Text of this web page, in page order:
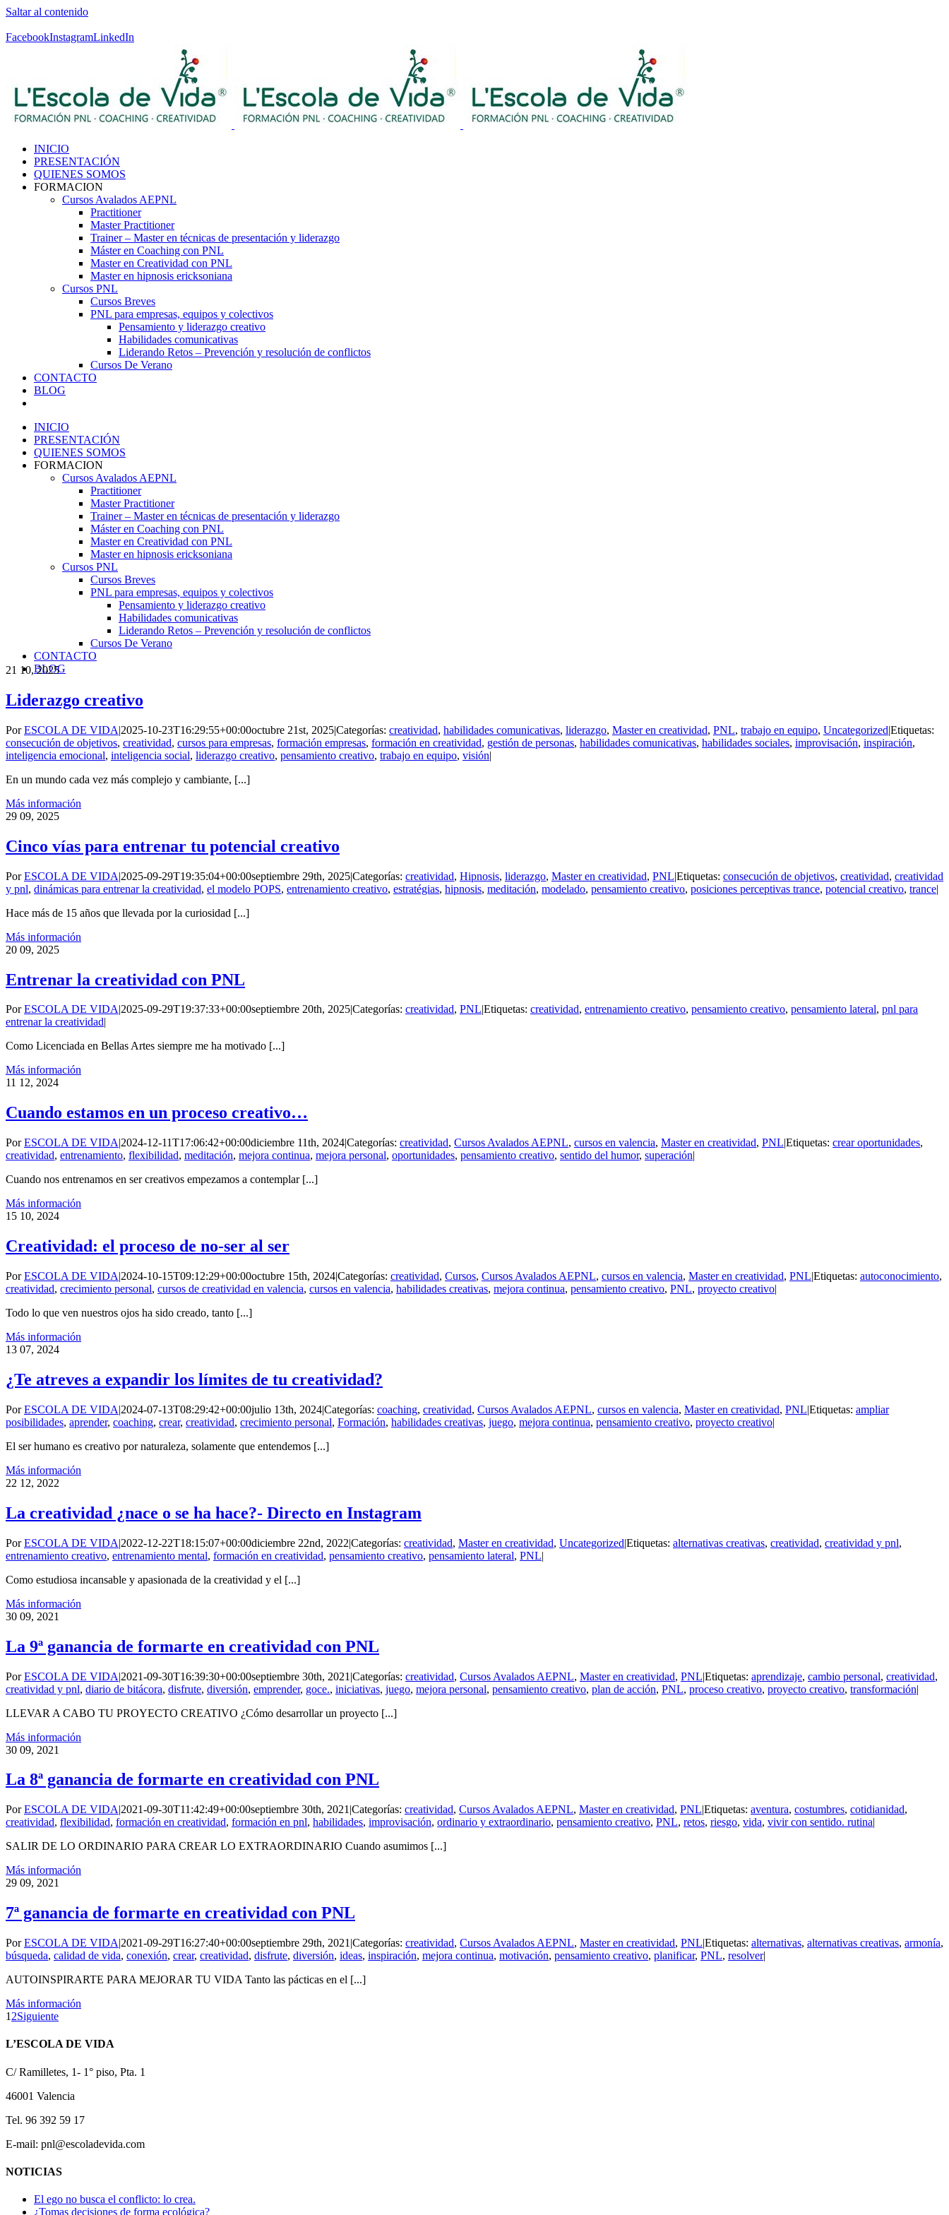
Saltar al contenido
FacebookInstagramLinkedIn
INICIO
PRESENTACIÓN
QUIENES SOMOS
FORMACION
Cursos Avalados AEPNL
Practitioner
Master Practitioner
Trainer – Master en técnicas de presentación y liderazgo
Máster en Coaching con PNL
Master en Creatividad con PNL
Master en hipnosis ericksoniana
Cursos PNL
Cursos Breves
PNL para empresas, equipos y colectivos
Pensamiento y liderazgo creativo
Habilidades comunicativas
Liderando Retos – Prevención y resolución de conflictos
Cursos De Verano
CONTACTO
BLOG
INICIO
PRESENTACIÓN
QUIENES SOMOS
FORMACION
Cursos Avalados AEPNL
Practitioner
Master Practitioner
Trainer – Master en técnicas de presentación y liderazgo
Máster en Coaching con PNL
Master en Creatividad con PNL
Master en hipnosis ericksoniana
Cursos PNL
Cursos Breves
PNL para empresas, equipos y colectivos
Pensamiento y liderazgo creativo
Habilidades comunicativas
Liderando Retos – Prevención y resolución de conflictos
Cursos De Verano
CONTACTO
BLOG
21 10, 2025
Liderazgo creativo
PorESCOLA DE VIDA|2025-10-23T16:29:55+00:00octubre 21st, 2025|Categorías: creatividad, habilidades comunicativas, liderazgo, Master en creatividad, PNL, trabajo en equipo, Uncategorized|Etiquetas:
consecución de objetivos, creatividad, cursos para empresas, formación empresas, formación en creatividad, gestión de personas, habilidades comunicativas, habilidades sociales, improvisación, inspiración,
inteligencia emocional, inteligencia social, liderazgo creativo, pensamiento creativo, trabajo en equipo, visión|
En un mundo cada vez más complejo y cambiante, [...]
Más información
29 09, 2025
Cinco vías para entrenar tu potencial creativo
PorESCOLA DE VIDA|2025-09-29T19:35:04+00:00septiembre 29th, 2025|Categorías: creatividad, Hipnosis, liderazgo, Master en creatividad, PNL|Etiquetas: consecución de objetivos, creatividad, creatividad
y pnl, dinámicas para entrenar la creatividad, el modelo POPS, entrenamiento creativo, estratégias, hipnosis, meditación, modelado, pensamiento creativo, posiciones perceptivas trance, potencial creativo, trance|
Hace más de 15 años que llevada por la curiosidad [...]
Más información
20 09, 2025
Entrenar la creatividad con PNL
PorESCOLA DE VIDA|2025-09-29T19:37:33+00:00septiembre 20th, 2025|Categorías: creatividad, PNL|Etiquetas: creatividad, entrenamiento creativo, pensamiento creativo, pensamiento lateral, pnl para
entrenar la creatividad|
Como Licenciada en Bellas Artes siempre me ha motivado [...]
Más información
11 12, 2024
Cuando estamos en un proceso creativo…
PorESCOLA DE VIDA|2024-12-11T17:06:42+00:00diciembre 11th, 2024|Categorías: creatividad, Cursos Avalados AEPNL, cursos en valencia, Master en creatividad, PNL|Etiquetas: crear oportunidades,
creatividad, entrenamiento, flexibilidad, meditación, mejora continua, mejora personal, oportunidades, pensamiento creativo, sentido del humor, superación|
Cuando nos entrenamos en ser creativos empezamos a contemplar [...]
Más información
15 10, 2024
Creatividad: el proceso de no-ser al ser
PorESCOLA DE VIDA|2024-10-15T09:12:29+00:00octubre 15th, 2024|Categorías: creatividad, Cursos, Cursos Avalados AEPNL, cursos en valencia, Master en creatividad, PNL|Etiquetas: autoconocimiento,
creatividad, crecimiento personal, cursos de creatividad en valencia, cursos en valencia, habilidades creativas, mejora continua, pensamiento creativo, PNL, proyecto creativo|
Todo lo que ven nuestros ojos ha sido creado, tanto [...]
Más información
13 07, 2024
¿Te atreves a expandir los límites de tu creatividad?
PorESCOLA DE VIDA|2024-07-13T08:29:42+00:00julio 13th, 2024|Categorías: coaching, creatividad, Cursos Avalados AEPNL, cursos en valencia, Master en creatividad, PNL|Etiquetas: ampliar
posibilidades, aprender, coaching, crear, creatividad, crecimiento personal, Formación, habilidades creativas, juego, mejora continua, pensamiento creativo, proyecto creativo|
El ser humano es creativo por naturaleza, solamente que entendemos [...]
Más información
22 12, 2022
La creatividad ¿nace o se ha hace?- Directo en Instagram
PorESCOLA DE VIDA|2022-12-22T18:15:07+00:00diciembre 22nd, 2022|Categorías: creatividad, Master en creatividad, Uncategorized|Etiquetas: alternativas creativas, creatividad, creatividad y pnl,
entrenamiento creativo, entrenamiento mental, formación en creatividad, pensamiento creativo, pensamiento lateral, PNL|
Como estudiosa incansable y apasionada de la creatividad y el [...]
Más información
30 09, 2021
La 9ª ganancia de formarte en creatividad con PNL
PorESCOLA DE VIDA|2021-09-30T16:39:30+00:00septiembre 30th, 2021 |Categorías: creatividad, Cursos Avalados AEPNL, Master en creatividad, PNL|Etiquetas: aprendizaje, cambio personal, creatividad,
creatividad y pnl, diario de bitácora, disfrute, diversión, emprender, goce., iniciativas, juego, mejora personal, pensamiento creativo, plan de acción, PNL, proceso creativo, proyecto creativo, transformación|
LLEVAR A CABO TU PROYECTO CREATIVO ¿Cómo desarrollar un proyecto [...]
Más información
30 09, 2021
La 8ª ganancia de formarte en creatividad con PNL
PorESCOLA DE VIDA|2021-09-30T11:42:49+00:00septiembre 30th, 2021 |Categorías: creatividad, Cursos Avalados AEPNL, Master en creatividad, PNL|Etiquetas: aventura, costumbres, cotidianidad,
creatividad, flexibilidad, formación en creatividad, formación en pnl, habilidades, improvisación, ordinario y extraordinario, pensamiento creativo, PNL, retos, riesgo, vida, vivir con sentido. rutina|
SALIR DE LO ORDINARIO PARA CREAR LO EXTRAORDINARIO Cuando asumimos [...]
Más información
29 09, 2021
7ª ganancia de formarte en creatividad con PNL
PorESCOLA DE VIDA|2021-09-29T16:27:40+00:00septiembre 29th, 2021 |Categorías: creatividad, Cursos Avalados AEPNL, Master en creatividad, PNL|Etiquetas: alternativas, alternativas creativas, armonía,
búsqueda, calidad de vida, conexión, crear, creatividad, disfrute, diversión, ideas, inspiración, mejora continua, motivación, pensamiento creativo, planificar, PNL, resolver|
AUTOINSPIRARTE PARA MEJORAR TU VIDA Tanto las pácticas en el [...]
Más información
1 2Siguiente
L’ESCOLA DE VIDA
C/ Ramilletes, 1- 1° piso, Pta. 1
46001 Valencia
Tel. 96 392 59 17
E-mail: pnl@escoladevida.com
NOTICIAS
El ego no busca el conflicto: lo crea.
¿Tomas decisiones de forma ecológica?